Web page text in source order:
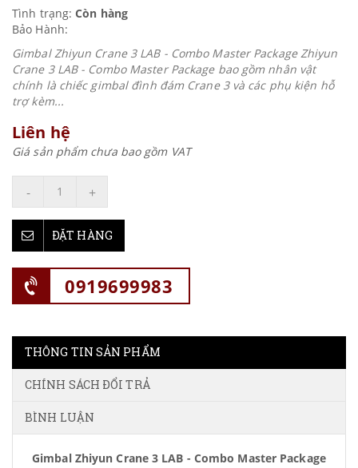
Tình trạng: Còn hàng
Bảo Hành:
Gimbal Zhiyun Crane 3 LAB - Combo Master Package Zhiyun
Crane 3 LAB - Combo Master Package bao gồm nhân vật
chính là chiếc gimbal đình đám Crane 3 và các phụ kiện hỗ
trợ kèm...
Liên hệ
Giá sản phẩm chưa bao gồm VAT
- +
ĐẶT HÀNG
0919699983
THÔNG TIN SẢN PHẨM
CHÍNH SÁCH ĐỔI TRẢ
BÌNH LUẬN
Gimbal Zhiyun Crane 3 LAB - Combo Master Package